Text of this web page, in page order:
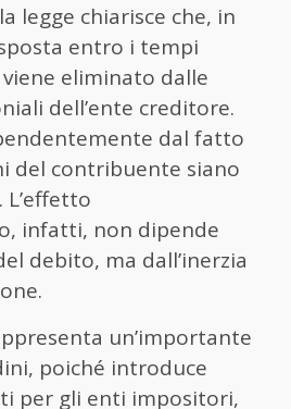
legge chiarisce che, in
entro i tempi
eliminato dalle
dell’ente creditore.
dal fatto
del contribuente siano
infatti, non dipende
debito, ma dall’inerzia
un’importante
poiché introduce
per gli enti impositori,